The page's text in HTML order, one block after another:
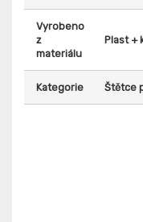
Vyrobeno
z
materiálu
Plast +
Kategorie Štětce